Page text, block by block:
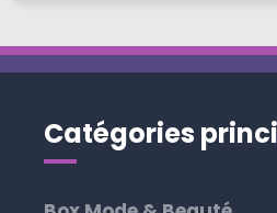
Catégories